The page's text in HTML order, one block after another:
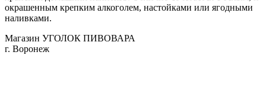
окрашенным крепким алкоголем, настойками или ягодными
наливками.
Магазин УГОЛОК ПИВОВАРА
г. Воронеж